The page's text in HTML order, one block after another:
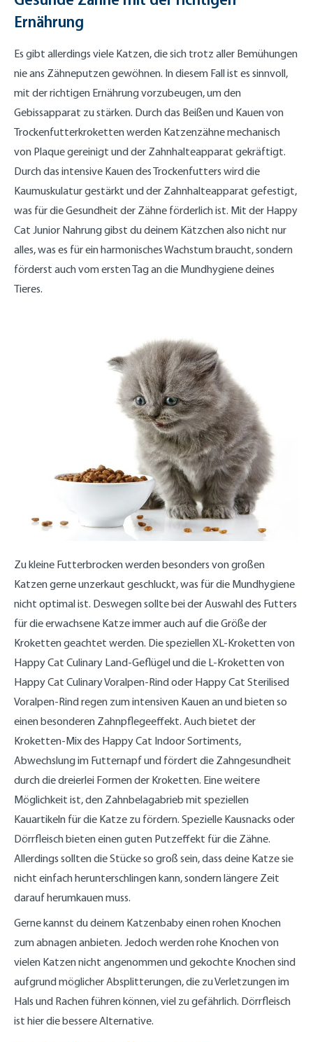
Ernährung
Es gibt allerdings viele Katzen, die sich trotz aller Bemühungen
nie ans Zähneputzen gewöhnen. In diesem Fall ist es sinnvoll,
mit der richtigen Ernährung vorzubeugen, um den
Gebissapparat zu stärken. Durch das Beißen und Kauen von
Trockenfutterkroketten werden Katzenzähne mechanisch
von Plaque gereinigt und der Zahnhalteapparat gekräftigt.
Durch das intensive Kauen des Trockenfutters wird die
Kaumuskulatur gestärkt und der Zahnhalteapparat gefestigt,
was für die Gesundheit der Zähne förderlich ist. Mit der Happy
Cat Junior Nahrung gibst du deinem Kätzchen also nicht nur
alles, was es für ein harmonisches Wachstum braucht, sondern
förderst auch vom ersten Tag an die Mundhygiene deines
Tieres.
Zu kleine Futterbrocken werden besonders von großen
Katzen gerne unzerkaut geschluckt, was für die Mundhygiene
nicht optimal ist. Deswegen sollte bei der Auswahl des Futters
für die erwachsene Katze immer auch auf die Größe der
Kroketten geachtet werden. Die speziellen XL-Kroketten von
Happy Cat Culinary Land-Geflügel und die L-Kroketten von
Happy Cat Culinary Voralpen-Rind oder Happy Cat Sterilised
Voralpen-Rind regen zum intensiven Kauen an und bieten so
einen besonderen Zahnpflegeeffekt. Auch bietet der
Kroketten-Mix des Happy Cat Indoor Sortiments,
Abwechslung im Futternapf und fördert die Zahngesundheit
durch die dreierlei Formen der Kroketten. Eine weitere
Möglichkeit ist, den Zahnbelagabrieb mit speziellen
Kauartikeln für die Katze zu fördern. Spezielle Kausnacks oder
Dörrfleisch bieten einen guten Putzeffekt für die Zähne.
Allerdings sollten die Stücke so groß sein, dass deine Katze sie
nicht einfach herunterschlingen kann, sondern längere Zeit
darauf herumkauen muss.
Gerne kannst du deinem Katzenbaby einen rohen Knochen
zum abnagen anbieten. Jedoch werden rohe Knochen von
vielen Katzen nicht angenommen und gekochte Knochen sind
aufgrund möglicher Absplitterungen, die zu Verletzungen im
Hals und Rachen führen können, viel zu gefährlich. Dörrfleisch
ist hier die bessere Alternative.